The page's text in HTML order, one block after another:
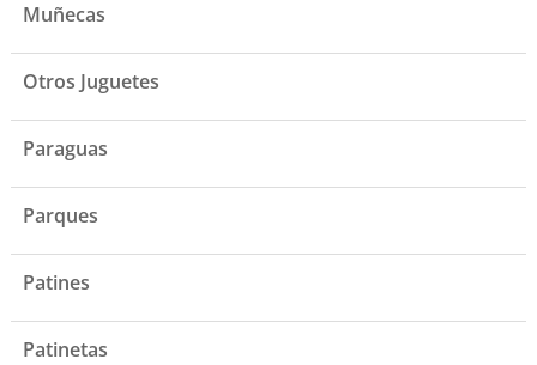
Muñecas
Otros Juguetes
Paraguas
Parques
Patines
Patinetas